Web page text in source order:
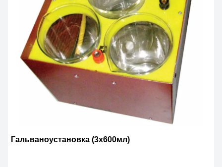
Гальваноустановка (3х600мл)